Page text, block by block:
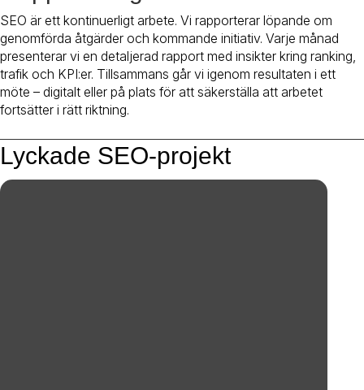
SEO är ett kontinuerligt arbete. Vi rapporterar löpande om
genomförda åtgärder och kommande initiativ. Varje månad
presenterar vi en detaljerad rapport med insikter kring ranking,
trafik och KPI:er. Tillsammans går vi igenom resultaten i ett
möte – digitalt eller på plats för att säkerställa att arbetet
fortsätter i rätt riktning.
Lyckade SEO-projekt